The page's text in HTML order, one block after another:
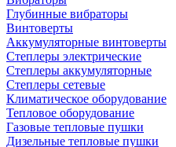
Глубинные вибраторы
Винтоверты
Аккумуляторные винтоверты
Степлеры электрические
Степлеры аккумуляторные
Степлеры сетевые
Климатическое оборудование
Тепловое оборудование
Газовые тепловые пушки
Дизельные тепловые пушки